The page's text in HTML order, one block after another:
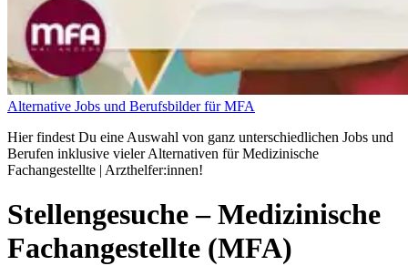
Alternative Jobs und Berufsbilder für MFA
Hier findest Du eine Auswahl von ganz unterschiedlichen Jobs und
Berufen inklusive vieler Alternativen für Medizinische
Fachangestellte | Arzthelfer:innen!
Stellengesuche– Medizinische
Fachangestellte (MFA)